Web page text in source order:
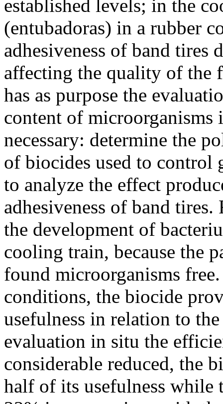
established levels; in the
(entubadoras) in a rubber
adhesiveness of band
affecting the quality of the
has as purpose the
content of microorganisms
necessary: determine the
of biocides used to control
to analyze the effect
adhesiveness of band
the development of
cooling train, because the
found microorganisms
conditions, the biocide
usefulness in relation to
evaluation in situ the
considerable reduced, the
half of its usefulness while